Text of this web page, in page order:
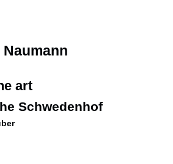
art
Schwedenhof